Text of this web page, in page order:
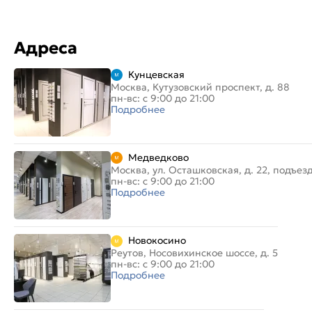
Адреса
Кунцевская
Москва, Кутузовский проспект, д. 88
пн-вс: с 9:00 до 21:00
Подробнее
Медведково
Москва, ул. Осташковская, д. 22,
пн-вс: с 9:00 до 21:00
Подробнее
Новокосино
Реутов, Носовихинское шоссе, д. 5
пн-вс: с 9:00 до 21:00
Подробнее